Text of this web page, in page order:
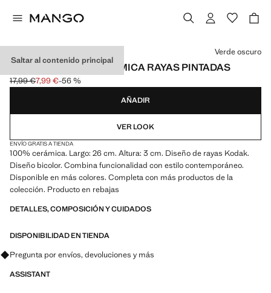
Saltar al contenido principal
BANDEJA BAÑO CERÁMICA RAYAS PINTADAS
Precio inicial tachado [17,99 € ]
17,99 €
Precio actual [7,99 € ]
7,99 €-56 %
Selecciona un color
Verde oscuro
AÑADIR
VER LOOK
ENVÍO GRATIS A TIENDA
100% cerámica. Largo: 26 cm. Altura: 3 cm. Diseño de rayas Kodak.
Diseño bicolor. Combina funcionalidad con estilo contemporáneo.
Disponible en más colores. Completa con más productos de la
colección. Producto en rebajas
DETALLES, COMPOSICIÓN Y CUIDADOS
DISPONIBILIDAD EN TIENDA
Pregunta por envíos, devoluciones y más
ASSISTANT